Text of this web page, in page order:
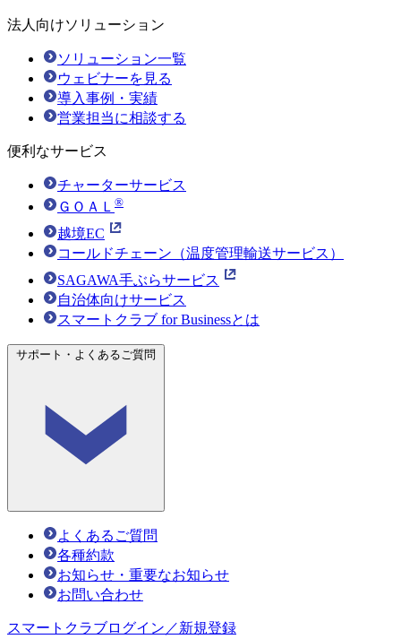
法人向けソリューション
ソリューション一覧
ウェビナーを見る
導入事例・実績
営業担当に相談する
便利なサービス
チャーターサービス
ＧＯＡＬ ®
越境EC
コールドチェーン（温度管理輸送サービス）
SAGAWA手ぶらサービス
自治体向けサービス
スマートクラブ for Businessとは
サポート・よくあるご質問
よくあるご質問
各種約款
お知らせ・重要なお知らせ
お問い合わせ
スマートクラブログイン／新規登録